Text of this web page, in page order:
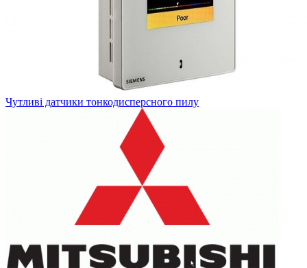
Чутливі датчики тонкодисперсного пилу